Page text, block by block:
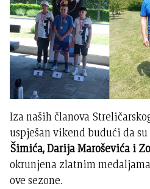
Iza naših članova
uspješan vikend budući da
Šimića, Darija Maroševića i
okrunjena zlatnim
ove sezone.